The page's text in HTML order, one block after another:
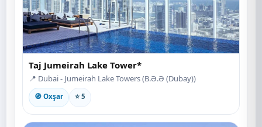
Taj Jumeirah Lake Tower*
📍 Dubai - Jumeirah Lake Towers (B.Ə.Ə (Dubay))
🧭 Oxşar ⭐ 5